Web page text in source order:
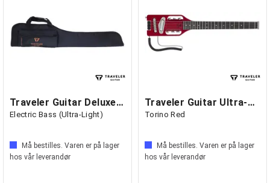
Traveler Guitar Deluxe Gig Bag
Electric Bass (Ultra-Light)
Må bestilles. Varen er på lager
hos vår leverandør
Traveler Guitar Ultra-Light Electric
Torino Red
Må bestilles. Varen er på lager
hos vår leverandør